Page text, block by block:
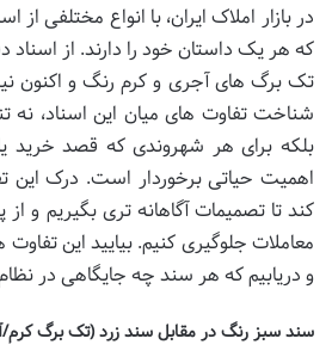
در بازار املاک ایران، با انواع مختلفی
که هر یک داستان خود را دارند. از اسناد
تک برگ های آجری و کرم رنگ و اکنون
شناخت تفاوت های میان این اسناد، نه
بلکه برای هر شهروندی که قصد خرید
اهمیت حیاتی برخوردار است. درک این
کند تا تصمیمات آگاهانه تری بگیریم و
معاملات جلوگیری کنیم. بیایید این
و دریابیم که هر سند چه جایگاهی در
سند سبز رنگ در مقابل سند زرد (تک برگ